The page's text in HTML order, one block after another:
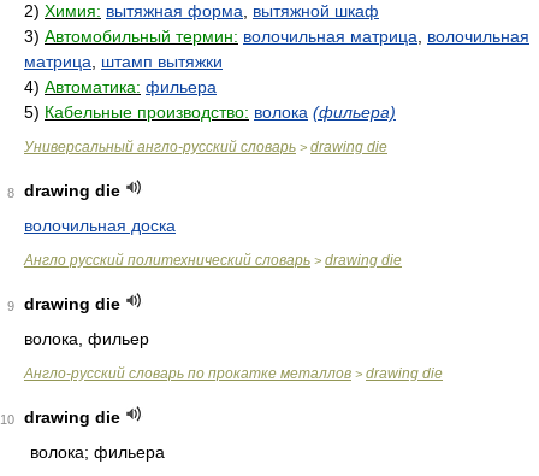
2) Химия: вытяжная форма
вытяжной шкаф
3) Автомобильный термин: волочильная матрица
волочильная
матрица
штамп вытяжки
4) Автоматика: фильера
5) Кабельные производство: волока (фильера)
Универсальный англо-русский словарь > drawing die
8
drawing die
волочильная доска
Англо русский политехнический словарь > drawing die
9
drawing die
волока, фильер
Англо-русский словарь по прокатке металлов > drawing die
10
drawing die
волока; фильера